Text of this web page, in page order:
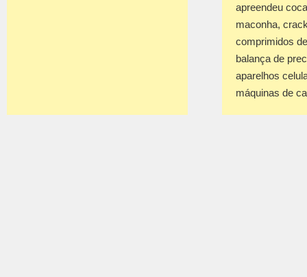
apreendeu
maconha,
comprimidos
balança de
aparelhos
máquinas de